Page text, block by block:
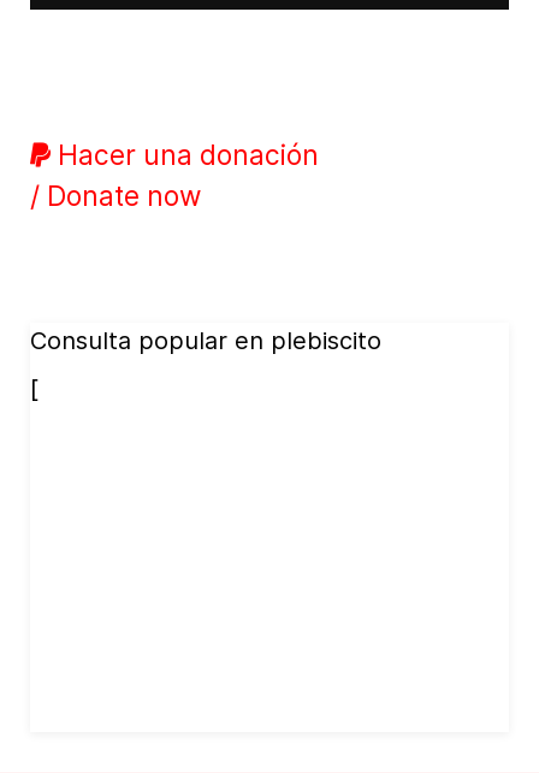
Hacer una donación
/ Donate now
Consulta popular en plebiscito
[